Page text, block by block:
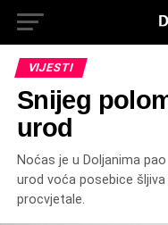
VIJESTI
Snijeg
urod
Noćas je u Doljanima
urod voća posebice
procvjetale.